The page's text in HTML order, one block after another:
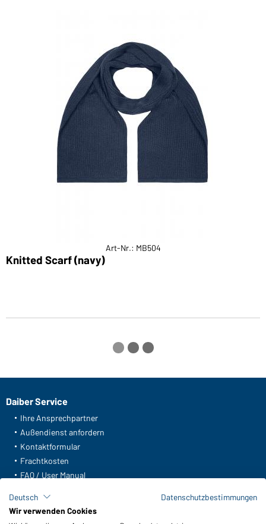
Art-Nr.: MB504
Knitted Scarf (navy)
Daiber Service
Ihre Ansprechpartner
Außendienst anfordern
Kontaktformular
Frachtkosten
FAQ / User Manual
Meldeportal nach Hinweisgeberschutz
Deutsch
Datenschutzbestimmungen
Wir verwenden Cookies